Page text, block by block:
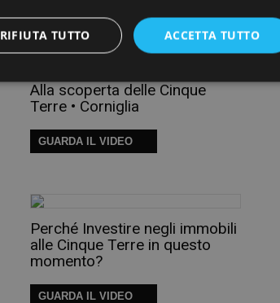
Alla scoperta delle Cinque
Terre • Corniglia
GUARDA IL VIDEO
Perché Investire negli immobili
alle Cinque Terre in questo
momento?
GUARDA IL VIDEO
ACCETTA TUTTO
RIFIUTA TUTTO